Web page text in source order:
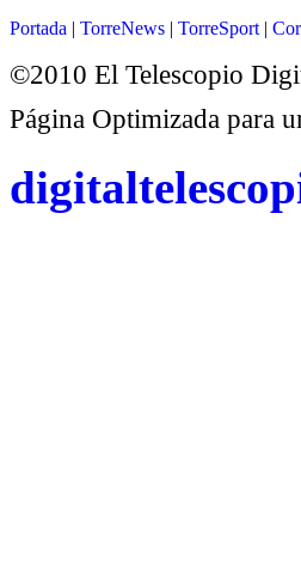
Portada | TorreNews | TorreSport |
©2010 El Telescopio
Página Optimizada para